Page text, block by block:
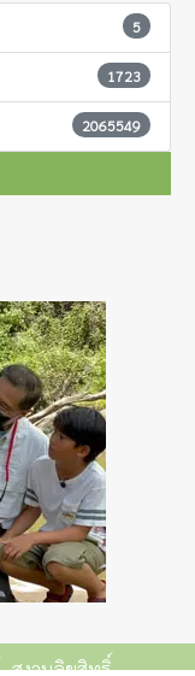
5
1723
2065549
สงวนลิขสิทธิ์.